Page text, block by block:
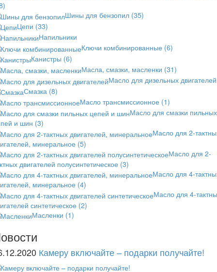
Шины для бензопил (35)
Цепи (33)
Напильники
Ключи комбинированные (6)
Канистры (6)
Масла, смазки, масленки (31)
Масло для дизельных двигателей
Смазка (8)
Масло трансмиссионное (1)
Масло для смазки пильных
и шин (3)
Масло для 2-
минеральное (5)
Масло для 2-
двигателей полусинтетическое (3)
Масло для 4-
минеральное (4)
Масло для 4-
синтетическое (2)
Масленки (1)
Камеру включайте – подарки получайте!